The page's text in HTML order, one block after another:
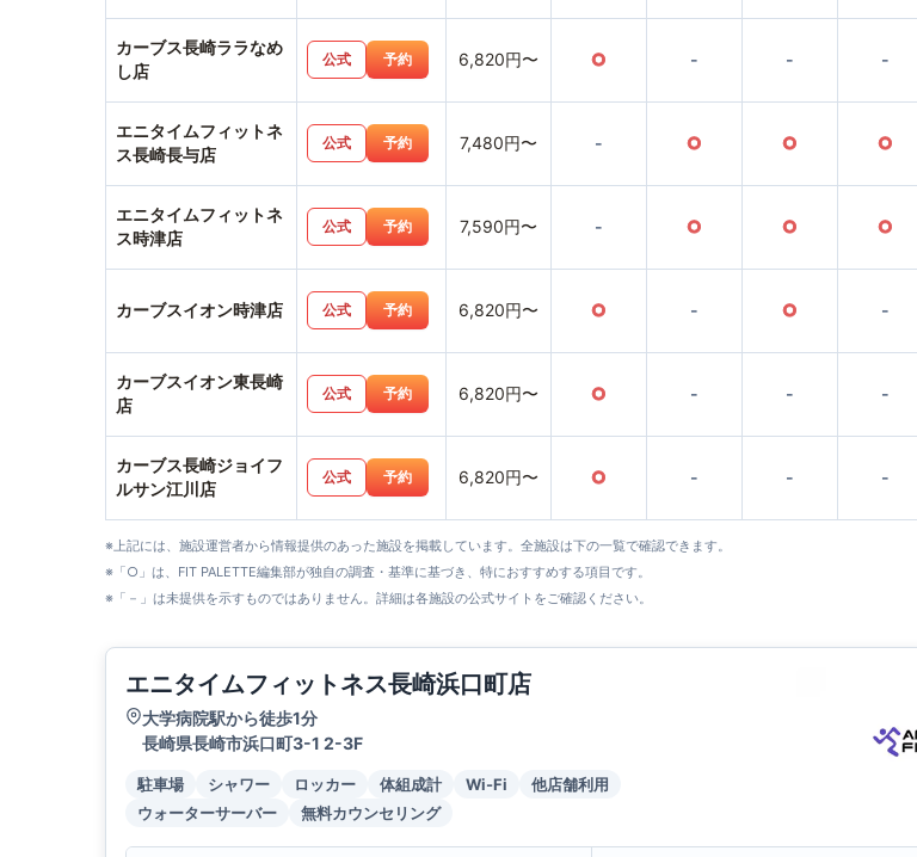
カーブス長崎ララなめ
し店
公式 予約 6,820円〜 ○ - - -
エニタイムフィットネ
ス長崎長与店
公式 予約 7,480円〜 - ○ ○ ○
エニタイムフィットネ
ス時津店
公式 予約 7,590円〜 - ○ ○ ○
カーブスイオン時津店 公式 予約 6,820円〜 ○ - ○ -
カーブスイオン東長崎
店
公式 予約 6,820円〜 ○ - - -
カーブス長崎ジョイフ
ルサン江川店
公式 予約 6,820円〜 ○ - - -
※上記には、施設運営者から情報提供のあった施設を掲載しています。全施設は下の一覧で確認できます。
※「○」は、FIT PALETTE編集部が独自の調査・基準に基づき、特におすすめする項目です。
※「－」は未提供を示すものではありません。詳細は各施設の公式サイトをご確認ください。
エニタイムフィットネス長崎浜口町店
大学病院駅から徒歩1分
長崎県長崎市浜口町3-1 2-3F
駐車場 シャワー ロッカー 体組成計 Wi-Fi
他店舗利用
ウォーターサーバー
無料カウンセリング